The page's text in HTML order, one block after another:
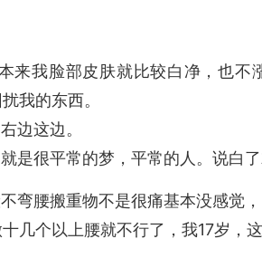
来我脸部皮肤就比较白净，也不
我的东西。
边这边。
是很平常的梦，平常的人。说白
弯腰搬重物不是很痛基本没感觉
几个以上腰就不行了，我17岁，